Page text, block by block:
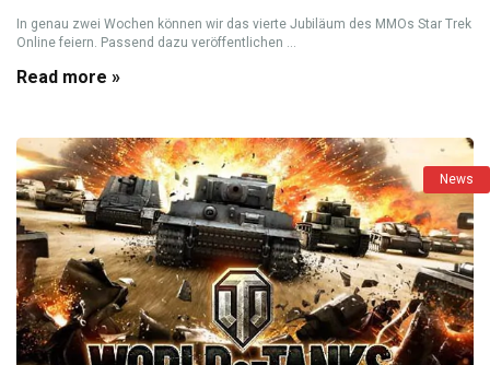
In genau zwei Wochen können wir das vierte Jubiläum des MMOs Star Trek
Online feiern. Passend dazu veröffentlichen ...
Read more »
News